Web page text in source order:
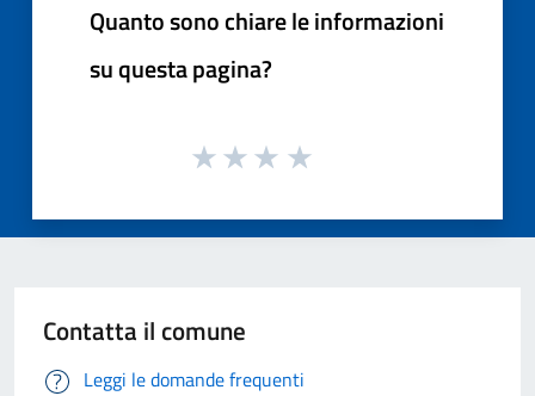
Quanto sono chiare le informazioni
su questa pagina?
Contatta il comune
Leggi le domande frequenti